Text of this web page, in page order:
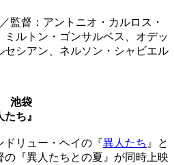
監督：アントニオ・カルロス・
ミルトン・ゴンサルベス、オデッ
シアン、ネルソン・シャビエル
池袋
ち』
リュー・ヘイの『異人たち 』と
『異人たちとの夏』が同時上映